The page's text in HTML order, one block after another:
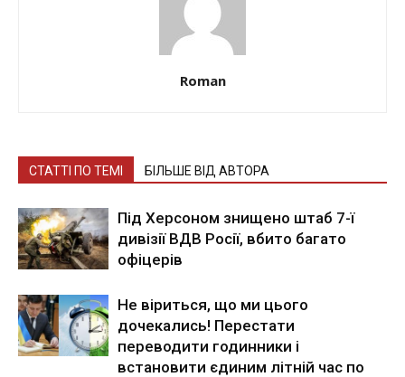
Roman
СТАТТІ ПО ТЕМІ БІЛЬШЕ ВІД АВТОРА
Під Херсоном знищено штаб 7-ї
дивізії ВДВ Росії, вбито багато
офіцерів
Не віриться, що ми цього
дочекались! Перестати
переводити годинники і
встановити єдиним літній час по